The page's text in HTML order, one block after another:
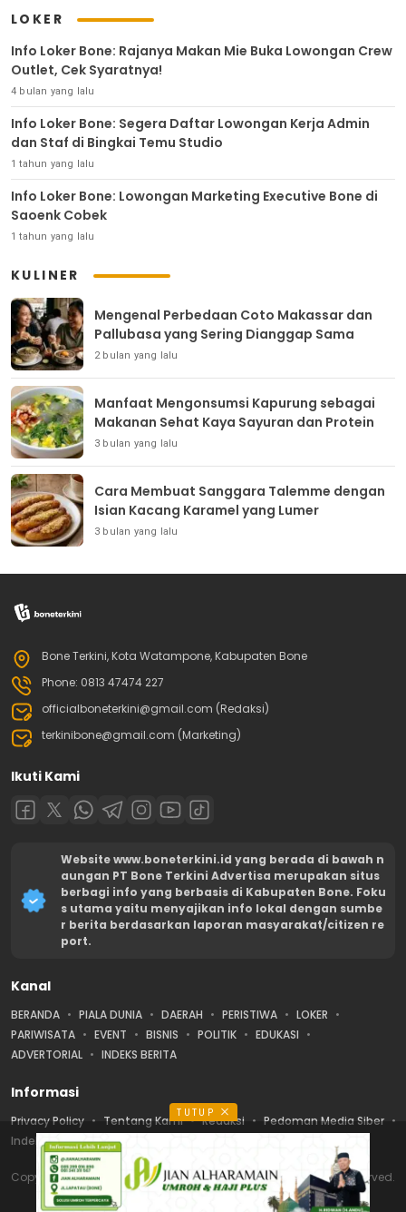
LOKER
Info Loker Bone: Rajanya Makan Mie Buka Lowongan Crew
Outlet, Cek Syaratnya!
4 bulan yang lalu
Info Loker Bone: Segera Daftar Lowongan Kerja Admin
dan Staf di Bingkai Temu Studio
1 tahun yang lalu
Info Loker Bone: Lowongan Marketing Executive Bone di
Saoenk Cobek
1 tahun yang lalu
KULINER
Mengenal Perbedaan Coto Makassar dan
Pallubasa yang Sering Dianggap Sama
2 bulan yang lalu
Manfaat Mengonsumsi Kapurung sebagai
Makanan Sehat Kaya Sayuran dan Protein
3 bulan yang lalu
Cara Membuat Sanggara Talemme dengan
Isian Kacang Karamel yang Lumer
3 bulan yang lalu
Bone Terkini, Kota Watampone, Kabupaten Bone
Phone: 0813 47474 227
officialboneterkini@gmail.com (Redaksi)
terkinibone@gmail.com (Marketing)
Ikuti Kami
Website www.boneterkini.id yang berada di bawah n
aungan PT Bone Terkini Advertisa merupakan situs
berbagi info yang berbasis di Kabupaten Bone. Foku
s utama yaitu menyajikan info lokal dengan sumbe
r berita berdasarkan laporan masyarakat/citizen re
port.
Kanal
BERANDA PIALA DUNIA DAERAH PERISTIWA
LOKER
PARIWISATA
EVENT BISNIS POLITIK
EDUKASI
ADVERTORIAL
INDEKS BERITA
Informasi
Privacy Policy Tentang Kami Redaksi
Pedoman Media Siber
Indeks Berita
Karir
Copyright © Bone Terkini | PT Bone Terkini Advertisa. All rights reserved.
TUTUP